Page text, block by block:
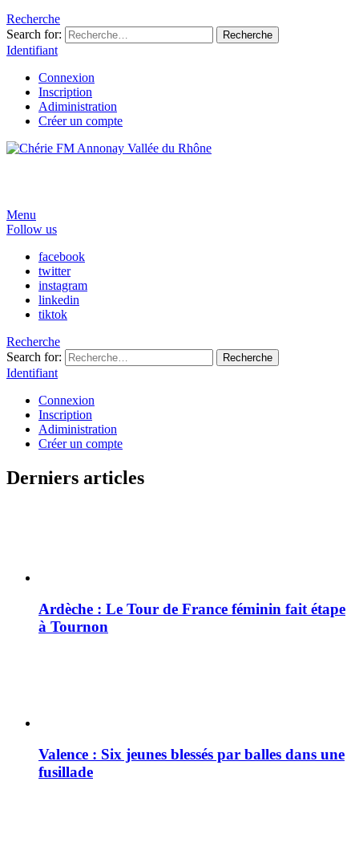
Recherche
Search for:
Recherche
Identifiant
Connexion
Inscription
Adiministration
Créer un compte
Menu
Follow us
facebook
twitter
instagram
linkedin
tiktok
Recherche
Search for:
Recherche
Identifiant
Connexion
Inscription
Adiministration
Créer un compte
Derniers articles
Ardèche : Le Tour de France féminin fait étape
à Tournon
Valence : Six jeunes blessés par balles dans une
fusillade